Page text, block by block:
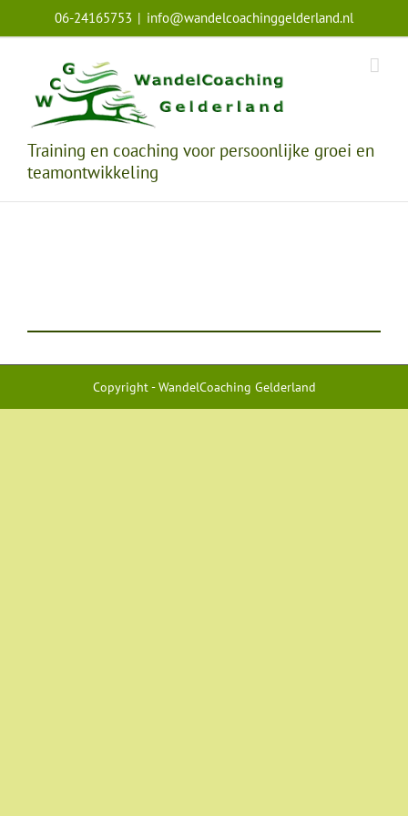
inhoud
06-24165753 | info@wandelcoachinggelderland.nl
Training en coaching voor persoonlijke groei en
teamontwikkeling
Copyright - WandelCoaching Gelderland